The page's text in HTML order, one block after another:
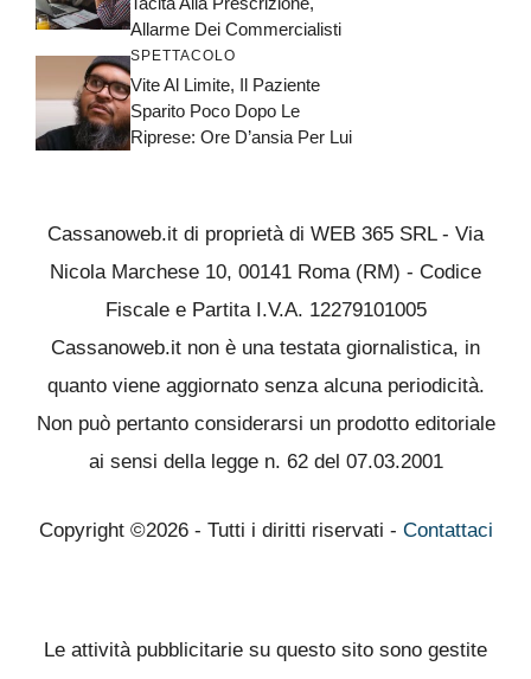
Allarme Dei Commercialisti
SPETTACOLO
Vite Al Limite, Il Paziente
Sparito Poco Dopo Le
Riprese: Ore D’ansia Per Lui
Cassanoweb.it di proprietà di WEB 365 SRL - Via
Nicola Marchese 10, 00141 Roma (RM) - Codice
Fiscale e Partita I.V.A. 12279101005
Cassanoweb.it non è una testata giornalistica, in
quanto viene aggiornato senza alcuna periodicità.
Non può pertanto considerarsi un prodotto editoriale
ai sensi della legge n. 62 del 07.03.2001
Copyright ©2026 - Tutti i diritti riservati - Contattaci
Le attività pubblicitarie su questo sito sono gestite